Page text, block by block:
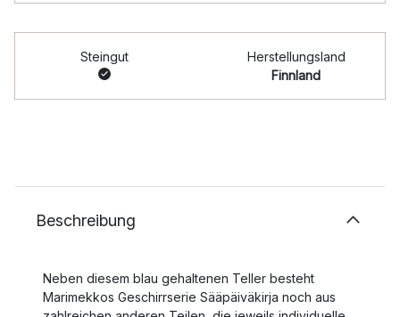
Steingut
Herstellungsland
Finnland
Beschreibung
Neben diesem blau gehaltenen Teller besteht
Marimekkos Geschirrserie Sääpäiväkirja noch aus